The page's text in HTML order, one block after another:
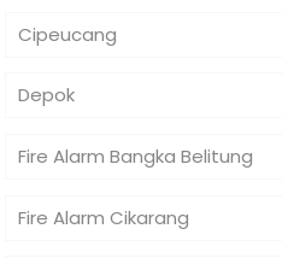
Cipeucang
Depok
Fire Alarm Bangka Belitung
Fire Alarm Cikarang